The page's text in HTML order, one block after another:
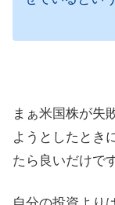
まぁ米国株が失
ようとしたとき
たら良いだけで